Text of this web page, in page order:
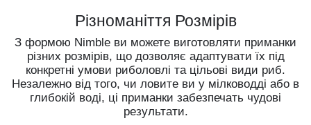
Різноманіття Розмірів
З формою Nimble ви можете виготовляти приманки
різних розмірів, що дозволяє адаптувати їх під
конкретні умови риболовлі та цільові види риб.
Незалежно від того, чи ловите ви у мілководді або в
глибокій воді, ці приманки забезпечать чудові
результати.